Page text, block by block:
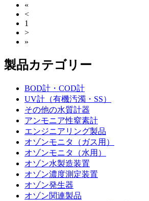
«
<
1
>
»
製品カテゴリー
BOD計・COD計
UV計（有機汚濁・SS）
その他の水質計器
アンモニア性窒素計
エンジニアリング製品
オゾンモニタ（ガス用）
オゾンモニタ（水用）
オゾン水製造装置
オゾン濃度測定装置
オゾン発生器
オゾン関連製品